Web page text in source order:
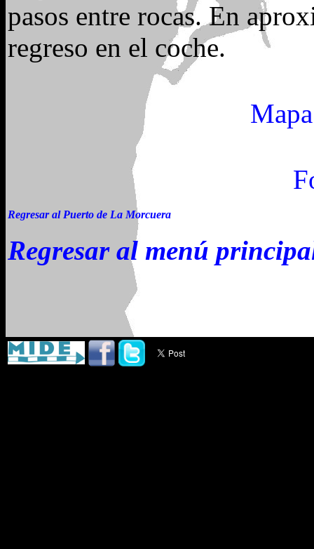
pasos entre rocas. En
regreso en el coche.
Regresar al Puerto de La Morcuera
Regresar al menú